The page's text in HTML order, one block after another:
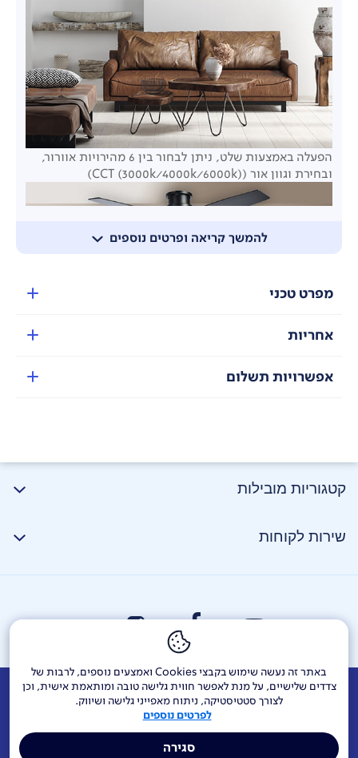
באתר זה נעשה שימוש בקבצי Cookies ואמצעים נוספים, לרבות של
צדדים שלישיים, על מנת לאפשר חווית גלישה טובה ומותאמת אישית, וכן
לצורך סטטיסטיקה, ניתוח מאפייני גלישה ושיווק.
לפרטים נוספים
סגירה
להמשך קריאה ופרטים נוספים
הפעלה באמצעות שלט, ניתן לבחור בין 6 מהירויות אוורור,
ובחירת וגוון אור (CCT (3000k/4000k/6000k))
מפרט טכני
אחריות
אפשרויות תשלום
קטגוריות מובילות
שירות לקוחות
אודות דרושים צור קשר Investor Relations
הודעות חברה
מוקדי שירות ופניות ציבור
144 בזק בינלאומי